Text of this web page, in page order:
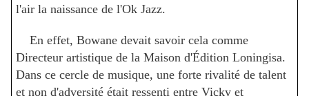
l'air la naissance de l'Ok Jazz.
En effet, Bowane devait savoir cela comme
Directeur artistique de la Maison d'Édition Loningisa.
Dans ce cercle de musique, une forte rivalité de talent
et non d'adversité était ressenti entre Vicky et